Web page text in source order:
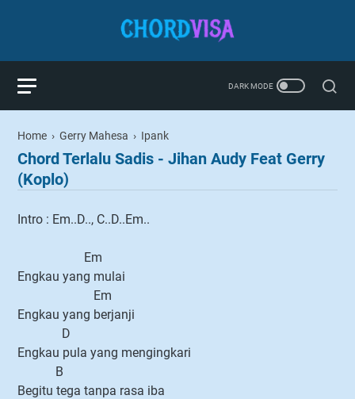
Home › Gerry Mahesa › Ipank
Chord Terlalu Sadis - Jihan Audy Feat Gerry
(Koplo)
Intro : Em..D.., C..D..Em..
Em
Engkau yang mulai
Em
Engkau yang berjanji
D
Engkau pula yang mengingkari
B
Begitu tega tanpa rasa iba